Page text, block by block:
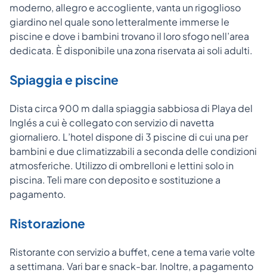
moderno, allegro e accogliente, vanta un rigoglioso
giardino nel quale sono letteralmente immerse le
piscine e dove i bambini trovano il loro sfogo nell’area
dedicata. È disponibile una zona riservata ai soli adulti.
Spiaggia e piscine
Dista circa 900 m dalla spiaggia sabbiosa di Playa del
Inglés a cui è collegato con servizio di navetta
giornaliero. L’hotel dispone di 3 piscine di cui una per
bambini e due climatizzabili a seconda delle condizioni
atmosferiche. Utilizzo di ombrelloni e lettini solo in
piscina. Teli mare con deposito e sostituzione a
pagamento.
Ristorazione
Ristorante con servizio a buffet, cene a tema varie volte
a settimana. Vari bar e snack-bar. Inoltre, a pagamento